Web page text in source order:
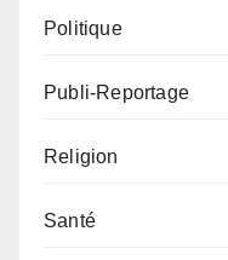
Politique
Publi-Reportage
Religion
Santé